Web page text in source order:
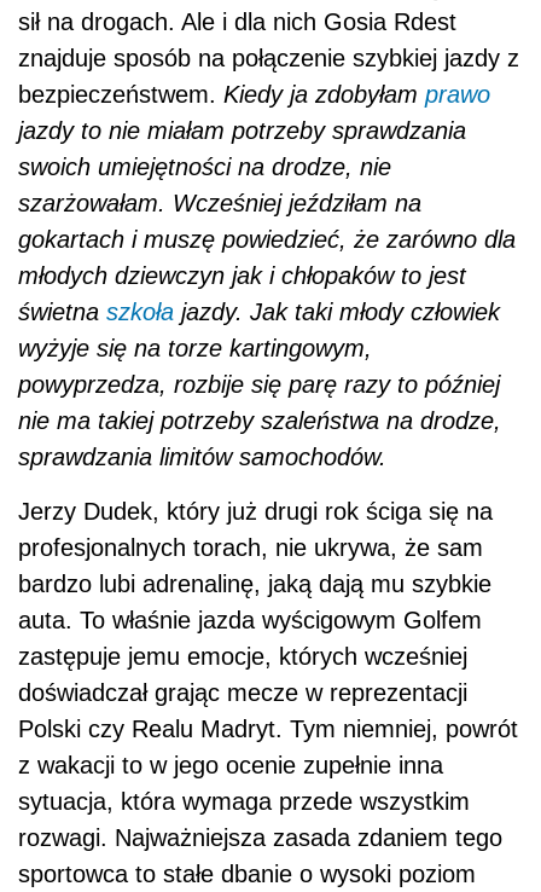
sił na drogach. Ale i dla nich Gosia Rdest
znajduje sposób na połączenie szybkiej jazdy z
bezpieczeństwem. Kiedy ja zdobyłam prawo
jazdy to nie miałam potrzeby sprawdzania
swoich umiejętności na drodze, nie
szarżowałam. Wcześniej jeździłam na
gokartach i muszę powiedzieć, że zarówno dla
młodych dziewczyn jak i chłopaków to jest
świetna szkoła jazdy. Jak taki młody człowiek
wyżyje się na torze kartingowym,
powyprzedza, rozbije się parę razy to później
nie ma takiej potrzeby szaleństwa na drodze,
sprawdzania limitów samochodów.
Jerzy Dudek, który już drugi rok ściga się na
profesjonalnych torach, nie ukrywa, że sam
bardzo lubi adrenalinę, jaką dają mu szybkie
auta. To właśnie jazda wyścigowym Golfem
zastępuje jemu emocje, których wcześniej
doświadczał grając mecze w reprezentacji
Polski czy Realu Madryt. Tym niemniej, powrót
z wakacji to w jego ocenie zupełnie inna
sytuacja, która wymaga przede wszystkim
rozwagi. Najważniejsza zasada zdaniem tego
sportowca to stałe dbanie o wysoki poziom